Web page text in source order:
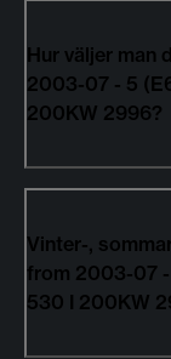
Hur väljer man
2003-07 - 5
200KW 2996?
Vinter-,
from 2003-07
530 I 200KW